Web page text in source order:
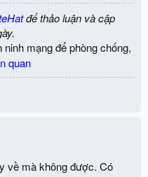
để thảo luận và cập
ninh mạng để phòng chống,
quan
về mà không được. Có